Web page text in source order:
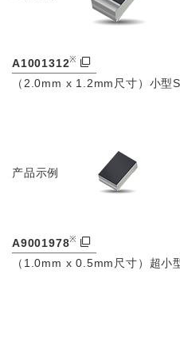
A1001312※
（2.0mm x 1.2mm尺寸）小型
产品示例
A9001978※
（1.0mm x 0.5mm尺寸）超小